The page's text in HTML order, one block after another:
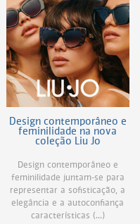
Design contemporâneo e
feminilidade na nova
coleção Liu Jo
Design contemporâneo e
feminilidade juntam-se para
representar a sofisticação, a
elegância e a autoconfiança
características (...)